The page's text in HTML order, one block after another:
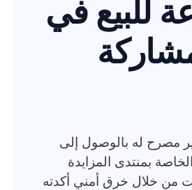
للبيع في
مصرح له بالوصول إلى
بمنتدى المزايدة
من خلال خرق أمني أكدته